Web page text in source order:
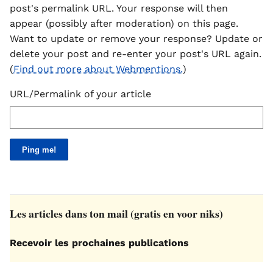
post's permalink URL. Your response will then
appear (possibly after moderation) on this page.
Want to update or remove your response? Update or
delete your post and re-enter your post's URL again.
(Find out more about Webmentions.)
URL/Permalink of your article
Les articles dans ton mail (gratis en voor niks)
Recevoir les prochaines publications